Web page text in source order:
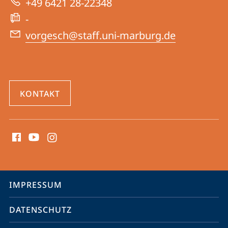
des
Mittelalters
+49 6421 28-22348
-
vorgesch@staff.uni-marburg.de
KONTAKT
Media
Service-
Navigation
IMPRESSUM
DATENSCHUTZ